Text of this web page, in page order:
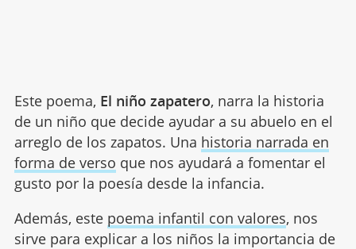
Este poema, El niño zapatero, narra la historia
de un niño que decide ayudar a su abuelo en el
arreglo de los zapatos. Una historia narrada en
forma de verso que nos ayudará a fomentar el
gusto por la poesía desde la infancia.
Además, este poema infantil con valores, nos
sirve para explicar a los niños la importancia de